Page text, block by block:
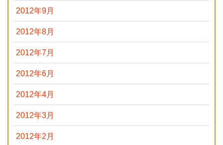
2012年9月
2012年8月
2012年7月
2012年6月
2012年4月
2012年3月
2012年2月